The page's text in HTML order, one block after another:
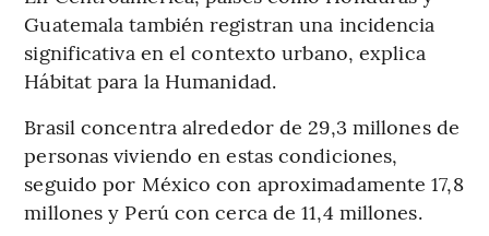
Guatemala también registran una incidencia
significativa en el contexto urbano, explica
Hábitat para la Humanidad.
Brasil concentra alrededor de 29,3 millones de
personas viviendo en estas condiciones,
seguido por México con aproximadamente 17,8
millones y Perú con cerca de 11,4 millones.